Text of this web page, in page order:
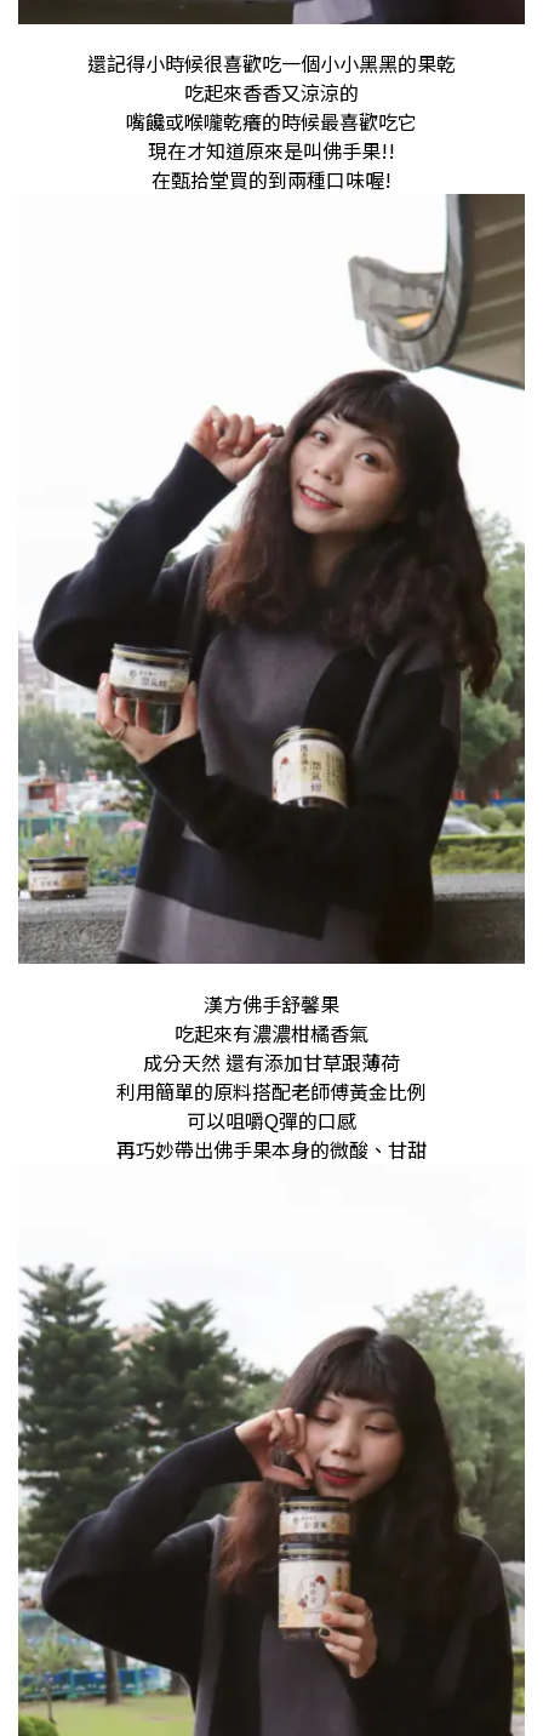
還記得小時候很喜歡吃一個小小黑黑的果乾
吃起來香香又涼涼的
嘴饞或喉嚨乾癢的時候最喜歡吃它
現在才知道原來是叫佛手果!!
在甄拾堂買的到兩種口味喔!
漢方佛手舒馨果
吃起來有濃濃柑橘香氣
成分天然 還有添加甘草跟薄荷
利用簡單的原料搭配老師傅黃金比例
可以咀嚼Q彈的口感
再巧妙帶出佛手果本身的微酸、甘甜